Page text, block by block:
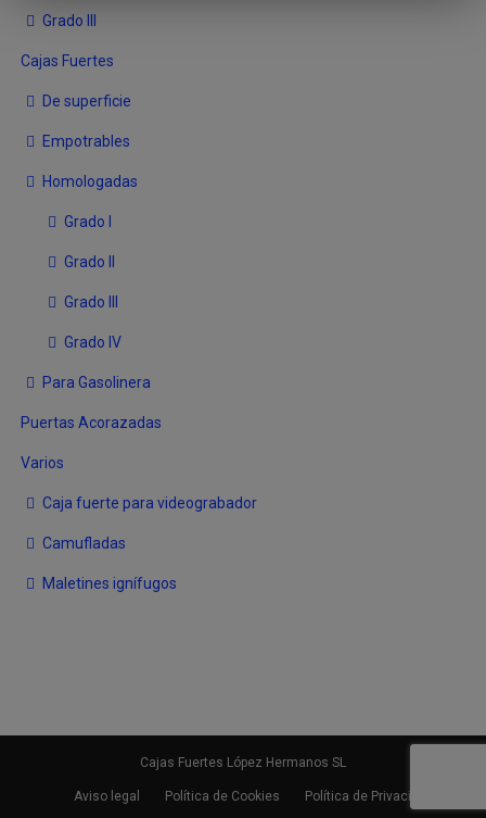
Grado III
Cajas Fuertes
De superficie
Empotrables
Homologadas
Grado I
Grado II
Grado III
Grado IV
Para Gasolinera
Puertas Acorazadas
Varios
Caja fuerte para videograbador
Camufladas
Maletines ignífugos
Cajas Fuertes López Hermanos SL
Aviso legal Política de Cookies Política de Privacidad